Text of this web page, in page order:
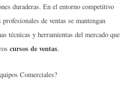
duraderas. En el entorno competitivo
de ventas se mantengan
técnicas y herramientas del mercado que
cursos de ventas.
Comerciales?